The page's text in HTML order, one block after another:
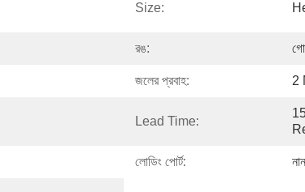
Size:
রঙ:
জলের প্রবাহ: 2
Lead Time:
লোডিং পোর্ট: